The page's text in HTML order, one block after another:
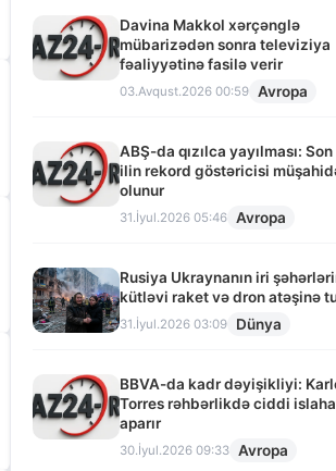
Davina Makkol xərçənglə
mübarizədən sonra televiziya
fəaliyyətinə fasilə verir
03.Avqust.2026 00:59 Avropa
ABŞ-da qızılca yayılması:
ilin rekord göstəricisi
olunur
31.İyul.2026 05:46 Avropa
Rusiya Ukraynanın iri
kütləvi raket və dron atəşinə
31.İyul.2026 03:09 Dünya
BBVA-da kadr dəyişikliyi:
Torres rəhbərlikdə ciddi
aparır
30.İyul.2026 09:33 Avropa